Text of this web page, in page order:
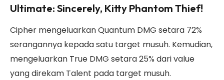
Ultimate: Sincerely, Kitty Phantom Thief!
Cipher mengeluarkan Quantum DMG setara 72%
serangannya kepada satu target musuh. Kemudian,
mengeluarkan True DMG setara 25% dari value
yang direkam Talent pada target musuh.